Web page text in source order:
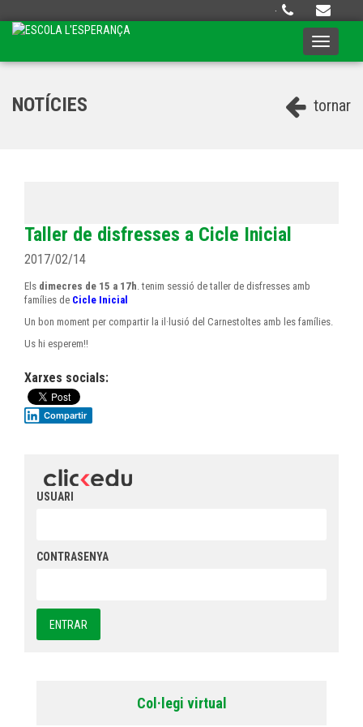
·
Toggle
tornar
NOTÍCIES
Taller de disfresses a Cicle Inicial
2017/02/14
Els dimecres de 15 a 17h.tenim sessió de taller de disfresses amb
famílies de Cicle Inicial
Un bon moment per compartir la il·lusió del Carnestoltes amb les famílies.
Us hi esperem!!
Xarxes socials:
Compartir
USUARI
CONTRASENYA
Col·legi virtual